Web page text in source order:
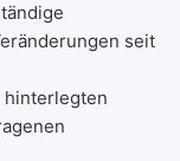
seit
hinterlegten